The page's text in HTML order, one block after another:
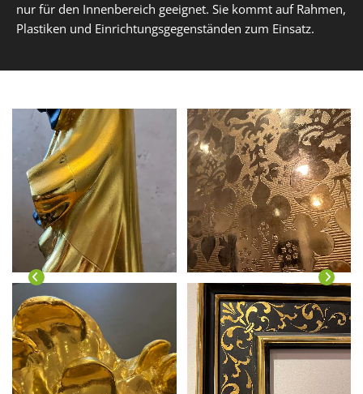
nur für den Innenbereich geeignet. Sie kommt auf Rahmen,
Plastiken und Einrichtungsgegenständen zum Einsatz.